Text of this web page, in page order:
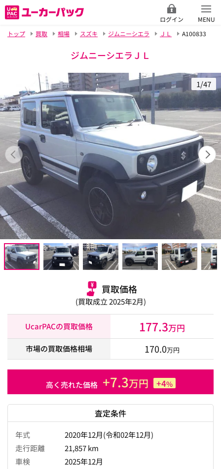
ログイン
MENU
トップ
買取 相場 スズキ ジムニーシエラ ＪＬ A100833
ジムニーシエラＪＬ
1/47
買取価格
(買取成立 2025年2月)
UcarPACの買取価格 177.3万円
市場の買取価格相場 170.0万円
高く売れた価格 +7.3万円 +4%
査定条件
年式
2020年12月(令和02年12月)
走行距離
21,857 km
車検
2025年12月